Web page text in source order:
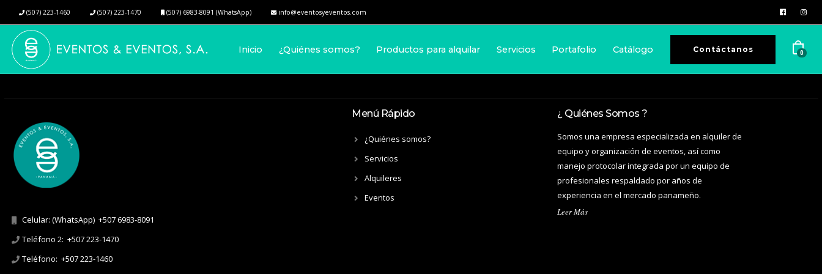
(507) 223-1460 (507) 223-1470 (507) 6983-8091 (WhatsApp) info@eventosyeventos.com
Inicio ¿Quiénes somos? Productos para alquilar Servicios Portafolio Catálogo Contáctanos 0
Celular: (WhatsApp) +507 6983-8091
Teléfono 2: +507 223-1470
Teléfono: +507 223-1460
Menú Rápido
¿Quiénes somos?
Servicios
Alquileres
Eventos
¿ Quiénes Somos ?
Somos una empresa especializada en alquiler de
equipo y organización de eventos, así como
manejo protocolar integrada por un equipo de
profesionales respaldado por años de
experiencia en el mercado panameño.
Leer Más